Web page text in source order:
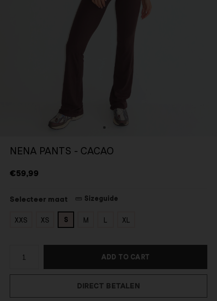
NENA PANTS - CACAO
€59,99
Selecteer maat Sizeguide
XXS XS S M L XL
ADD TO CART
DIRECT BETALEN